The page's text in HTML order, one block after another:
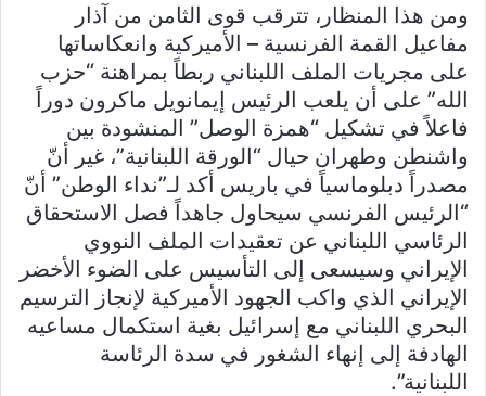
ومن هذا المنظار، تترقب قوى الثامن من آذار
مفاعيل القمة الفرنسية – الأميركية وانعكاساتها
على مجريات الملف اللبناني ربطاً بمراهنة “حزب
الله” على أن يلعب الرئيس إيمانويل ماكرون دوراً
فاعلاً في تشكيل “همزة الوصل” المنشودة بين
واشنطن وطهران حيال “الورقة اللبنانية”، غير أنّ
مصدراً دبلوماسياً في باريس أكد لـ”نداء الوطن” أنّ
“الرئيس الفرنسي سيحاول جاهداً فصل الاستحقاق
الرئاسي اللبناني عن تعقيدات الملف النووي
الإيراني وسيسعى إلى التأسيس على الضوء الأخضر
الإيراني الذي واكب الجهود الأميركية لإنجاز الترسيم
البحري اللبناني مع إسرائيل بغية استكمال مساعيه
الهادفة إلى إنهاء الشغور في سدة الرئاسة
اللبنانية”.